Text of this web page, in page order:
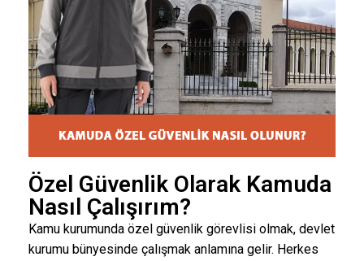
Özel Güvenlik Olarak Kamuda
Nasıl Çalışırım?
Kamu kurumunda özel güvenlik görevlisi olmak, devlet
kurumu bünyesinde çalışmak anlamına gelir. Herkes